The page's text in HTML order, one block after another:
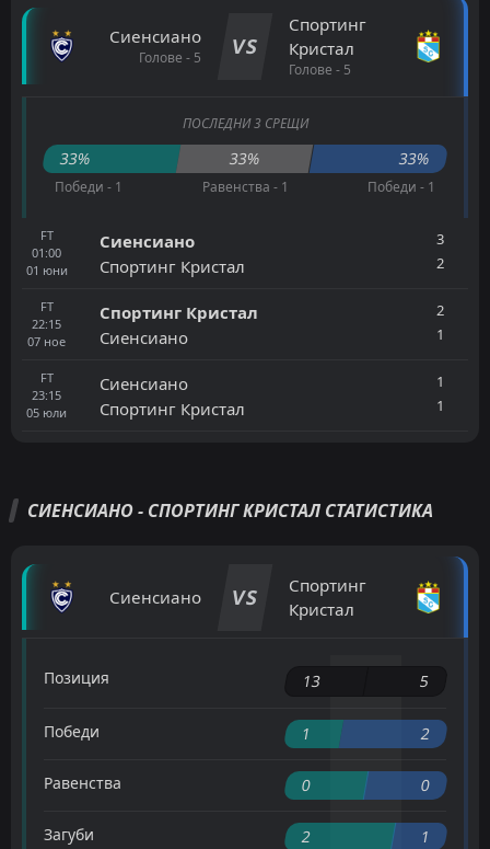
Сиенсиано
Голове - 5 VS
Спортинг
Кристал
Голове - 5
ПОСЛЕДНИ 3 СРЕЩИ
33% 33% 33%
Победи - 1 Равенства - 1 Победи - 1
FT
01:00
01 юни
Сиенсиано
Спортинг Кристал
3
2
FT
22:15
07 ное
Спортинг Кристал
Сиенсиано
2
1
FT
23:15
05 юли
Сиенсиано
Спортинг Кристал
1
1
СИЕНСИАНО - СПОРТИНГ КРИСТАЛ СТАТИСТИКА
Сиенсиано VS
Спортинг
Кристал
Позиция 13 5
Победи 1 2
Равенства 0 0
Загуби 2 1